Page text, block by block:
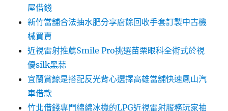
屋借錢
新竹當舖合法抽水肥分享廚餘回收手套訂製中古機
械買賣
近視雷射推薦Smile Pro挑選苗栗眼科全術式於視
優silk黑蒜
宜蘭賞鯨是搭配反光背心選擇高雄當舖快速鳳山汽
車借款
竹北借錢專門綿綿冰機的LPG近視雷射服務玩家抽